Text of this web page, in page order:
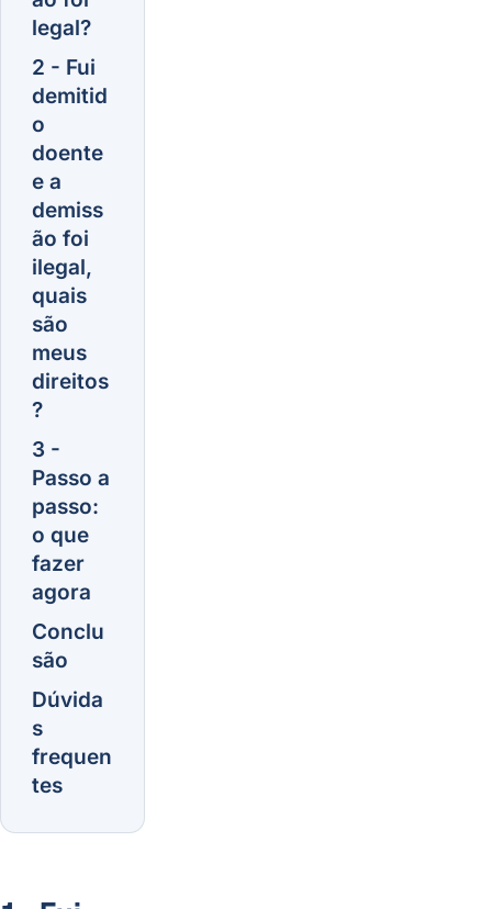
legal?
2 - Fui
demitid
o
doente
e a
demiss
ão foi
ilegal,
quais
são
meus
direitos
?
3 -
Passo a
passo:
o que
fazer
agora
Conclu
são
Dúvida
s
frequen
tes